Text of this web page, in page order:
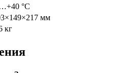
°C
мм
кг